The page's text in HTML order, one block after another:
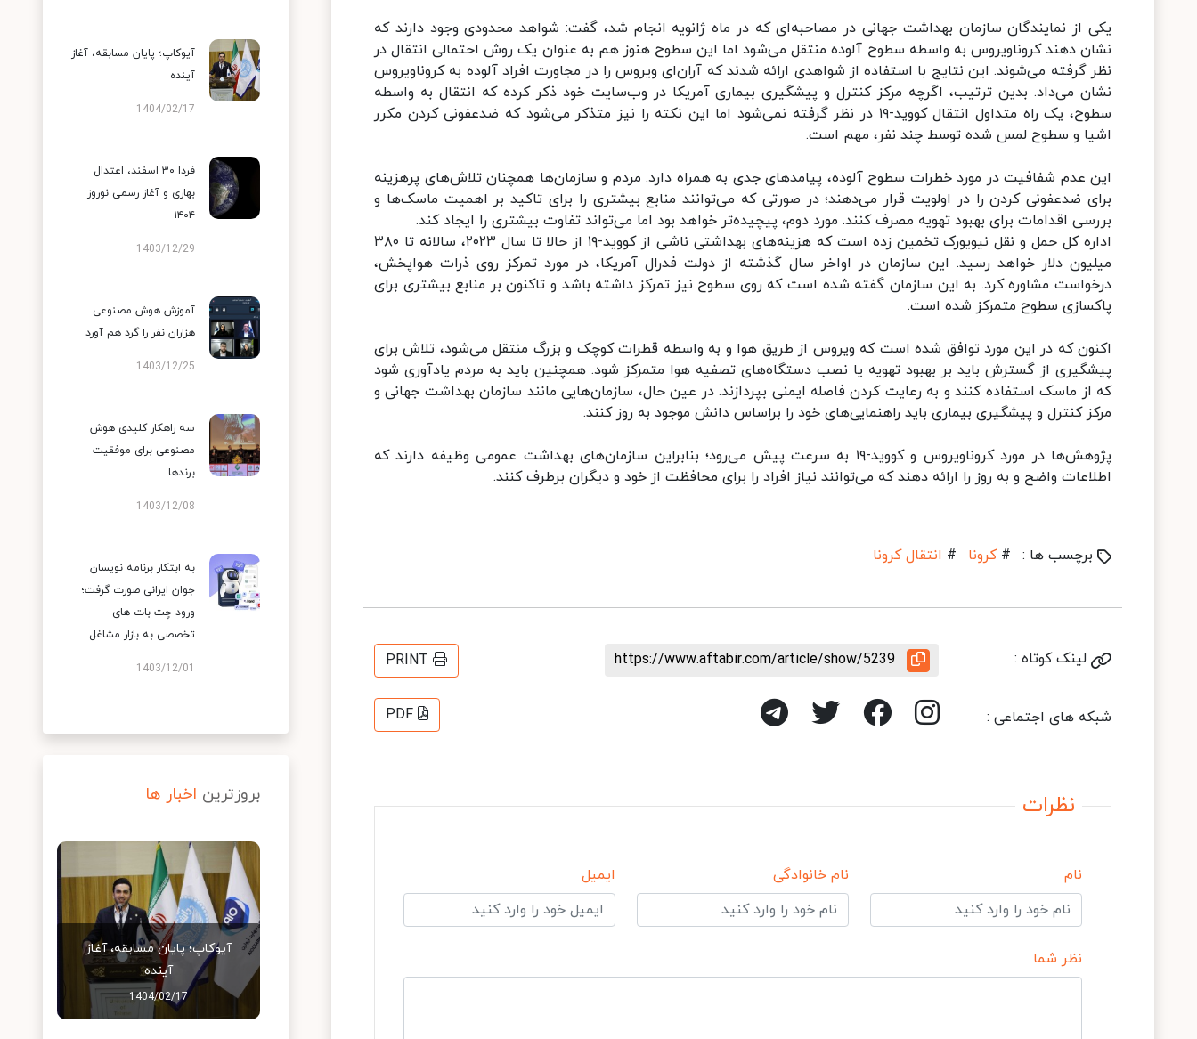
یکی از نمایندگان سازمان بهداشت جهانی در مصاحبه‌ای که در ماه ژانویه انجام شد، گفت: شواهد محدودی وجود دارند که
نشان دهند کروناویروس به واسطه سطوح آلوده منتقل می‌شود اما این سطوح هنوز هم به عنوان یک روش احتمالی انتقال در
نظر گرفته می‌شوند. این نتایج با استفاده از شواهدی ارائه شدند که آران‌ای ویروس را در مجاورت افراد آلوده به کروناویروس
نشان می‌داد. بدین ترتیب، اگرچه مرکز کنترل و پیشگیری بیماری آمریکا در وب‌سایت خود ذکر کرده که انتقال به واسطه
سطوح، یک راه متداول انتقال کووید-۱۹ در نظر گرفته نمی‌شود اما این نکته را نیز متذکر می‌شود که ضدعفونی کردن مکرر
اشیا و سطوح لمس شده توسط چند نفر، مهم است.
این عدم شفافیت در مورد خطرات سطوح آلوده، پیامدهای جدی به همراه دارد. مردم و سازمان‌ها همچنان تلاش‌های پرهزینه‌
برای ضدعفونی کردن را در اولویت قرار می‌دهند؛ در صورتی که می‌توانند منابع بیشتری را برای تاکید بر اهمیت ماسک‌ها و
بررسی اقدامات برای بهبود تهویه مصرف کنند. مورد دوم، پیچیده‌تر خواهد بود اما می‌تواند تفاوت بیشتری را ایجاد کند.
اداره کل حمل و نقل نیویورک تخمین زده است که هزینه‌های بهداشتی ناشی از کووید-۱۹ از حالا تا سال ۲۰۲۳، سالانه تا ۳۸۰
میلیون دلار خواهد رسید. این سازمان در اواخر سال گذشته از دولت فدرال آمریکا، در مورد تمرکز روی ذرات هواپخش،
درخواست مشاوره کرد. به این سازمان گفته شده است که روی سطوح نیز تمرکز داشته باشد و تاکنون بر منابع بیشتری برای
پاکسازی سطوح متمرکز شده است.
اکنون که در این مورد توافق شده است که ویروس از طریق هوا و به واسطه قطرات کوچک و بزرگ منتقل می‌شود، تلاش برای
پیشگیری از گسترش باید بر بهبود تهویه یا نصب دستگاه‌های تصفیه هوا متمرکز شود. همچنین باید به مردم یادآوری شود
که از ماسک استفاده کنند و به رعایت کردن فاصله ایمنی بپردازند. در عین حال، سازمان‌هایی مانند سازمان بهداشت جهانی و
مرکز کنترل و پیشگیری بیماری باید راهنمایی‌های خود را براساس دانش موجود به روز کنند.
پژوهش‌ها در مورد کروناویروس و کووید-۱۹ به سرعت پیش می‌رود؛ بنابراین سازمان‌های بهداشت عمومی وظیفه دارند که
اطلاعات واضح و به روز را ارائه دهند که می‌توانند نیاز افراد را برای محافظت از خود و دیگران برطرف کنند.
برچسب ها : # کرونا # انتقال کرونا
لینک کوتاه : https://www.aftabir.com/article/show/5239
PRINT
شبکه های اجتماعی : PDF
نظرات
نام نام خانوادگی ایمیل
نظر شما
آیوکاپ؛ پایان مسابقه، آغاز
آینده
1404/02/17
فردا ۳۰ اسفند، اعتدال
بهاری و آغاز رسمی نوروز
۱۴۰۴
1403/12/29
آموزش هوش مصنوعی
هزاران نفر را گرد هم آورد
1403/12/25
سه راهکار کلیدی هوش
مصنوعی برای موفقیت
برندها
1403/12/08
به ابتکار برنامه نویسان
جوان ایرانی صورت گرفت؛
ورود چت بات های
تخصصی به بازار مشاغل
1403/12/01
بروزترین اخبار ها
آیوکاپ؛ پایان مسابقه، آغاز
آینده
1404/02/17